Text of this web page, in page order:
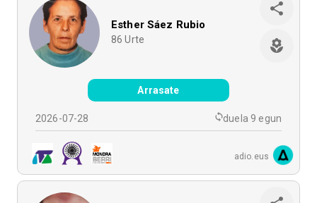
Esther Sáez Rubio
86 Urte
Arrasate
2026-07-28 duela 9 egun
adio.eus